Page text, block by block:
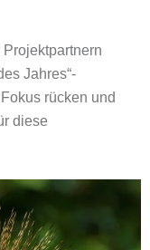
Jahres“-
rücken und
diese